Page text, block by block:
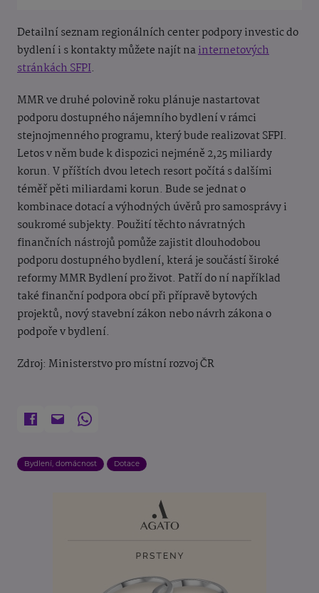
Detailní seznam regionálních center podpory investic do
bydlení i s kontakty můžete najít nainternetových
stránkách SFPI.
MMR ve druhé polovině roku plánuje nastartovat
podporu dostupného nájemního bydlení v rámci
stejnojmenného programu, který bude realizovat SFPI.
Letos v něm bude k dispozici nejméně 2,25 miliardy
korun. V příštích dvou letech resort počítá s dalšími
téměř pěti miliardami korun. Bude se jednat o
kombinace dotací a výhodných úvěrů pro samosprávy i
soukromé subjekty. Použití těchto návratných
finančních nástrojů pomůže zajistit dlouhodobou
podporu dostupného bydlení, která je součástí široké
reformy MMR Bydlení pro život. Patří do ní například
také finanční podpora obcí při přípravě bytových
projektů, nový stavební zákon nebo návrh zákona o
podpoře v bydlení.
Zdroj: Ministerstvo pro místní rozvoj ČR
Bydlení, domácnost Dotace